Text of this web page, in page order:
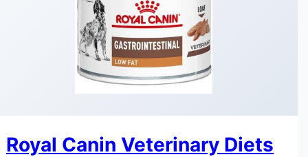
Royal Canin Veterinary Diets